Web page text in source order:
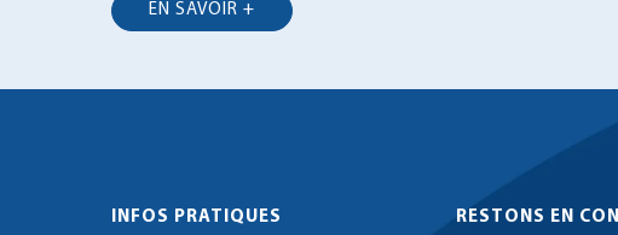
EN SAVOIR +
INFOS PRATIQUES RESTONS EN